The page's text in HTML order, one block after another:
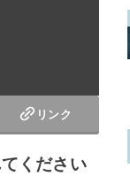
リンク
ください